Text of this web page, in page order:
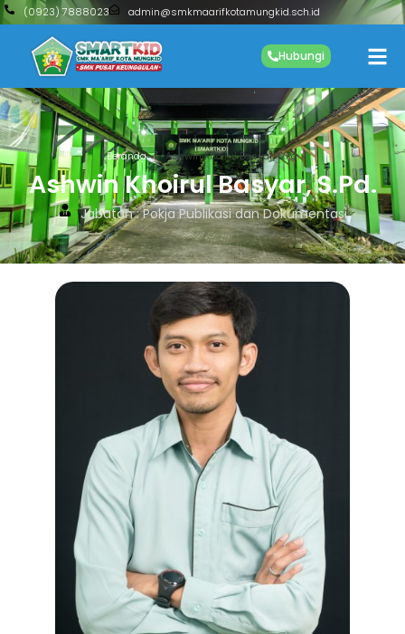
(0923) 7888023 admin@smkmaarifkotamungkid.sch.id
Hubungi
Beranda Ashwin Khoirul Basyar, S.Pd.
Ashwin Khoirul Basyar, S.Pd.
Jabatan : Pokja Publikasi dan Dokumentasi